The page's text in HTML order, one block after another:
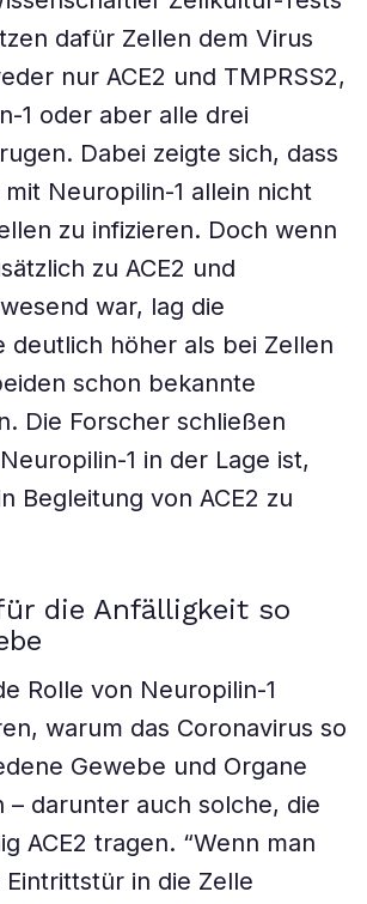
dafür Zellen dem Virus
nur ACE2 und TMPRSS2,
1 oder aber alle drei
Dabei zeigte sich, dass
Neuropilin-1 allein nicht
zu infizieren. Doch wenn
zu ACE2 und
war, lag die
deutlich höher als bei Zellen
schon bekannte
Die Forscher schließen
1 in der Lage ist,
Begleitung von ACE2 zu
die Anfälligkeit so
Rolle von Neuropilin-1
warum das Coronavirus so
Gewebe und Organe
– darunter auch solche, die
ACE2 tragen. “Wenn man
Eintrittstür in die Zelle